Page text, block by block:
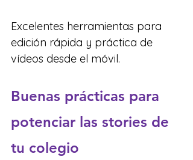
Excelentes herramientas para
edición rápida y práctica de
vídeos desde el móvil.
Buenas prácticas para
potenciar las stories de
tu colegio